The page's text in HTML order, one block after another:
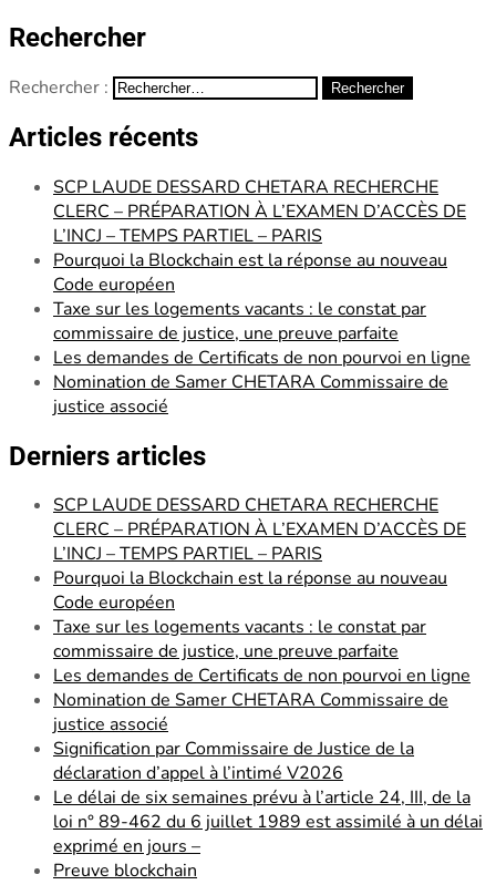
Rechercher
Rechercher :
Articles récents
SCP LAUDE DESSARD CHETARA RECHERCHE
CLERC – PRÉPARATION À L’EXAMEN D’ACCÈS DE
L’INCJ – TEMPS PARTIEL – PARIS
Pourquoi la Blockchain est la réponse au nouveau
Code européen
Taxe sur les logements vacants : le constat par
commissaire de justice, une preuve parfaite
Les demandes de Certificats de non pourvoi en ligne
Nomination de Samer CHETARA Commissaire de
justice associé
Derniers articles
SCP LAUDE DESSARD CHETARA RECHERCHE
CLERC – PRÉPARATION À L’EXAMEN D’ACCÈS DE
L’INCJ – TEMPS PARTIEL – PARIS
Pourquoi la Blockchain est la réponse au nouveau
Code européen
Taxe sur les logements vacants : le constat par
commissaire de justice, une preuve parfaite
Les demandes de Certificats de non pourvoi en ligne
Nomination de Samer CHETARA Commissaire de
justice associé
Signification par Commissaire de Justice de la
déclaration d’appel à l’intimé V2026
Le délai de six semaines prévu à l’article 24, III, de la
loi n° 89-462 du 6 juillet 1989 est assimilé à un délai
exprimé en jours –
Preuve blockchain